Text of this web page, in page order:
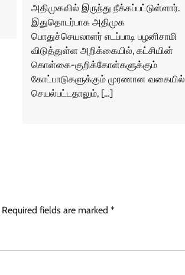
அதிமுகவில் இருந்து நீக்கப்பட்டுள்ளார்.
இதுதொடர்பாக அதிமுக
பொதுச்செயலாளர் எடப்பாடி பழனிசாமி
விடுத்துள்ள அறிக்கையில், கட்சியின்
கொள்கை-குறிக்கோள்களுக்கும்
கோட்பாடுகளுக்கும் முரணான வகையில்
செயல்பட்டதாலும், […]
Required fields are marked *